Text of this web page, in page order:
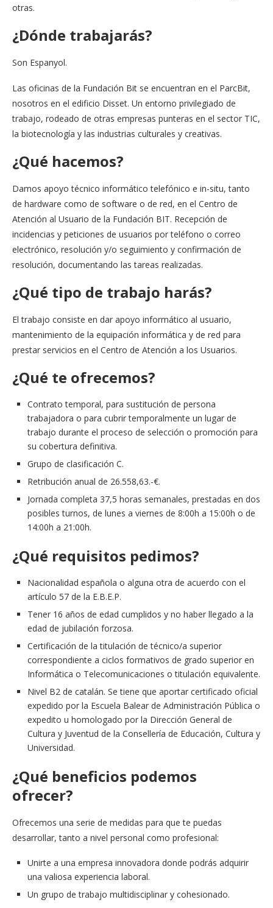
otras.
¿Dónde trabajarás?
Son Espanyol.
Las oficinas de la Fundación Bit se encuentran en el ParcBit,
nosotros en el edificio Disset. Un entorno privilegiado de
trabajo, rodeado de otras empresas punteras en el sector TIC,
la biotecnología y las industrias culturales y creativas.
¿Qué hacemos?
Damos apoyo técnico informático telefónico e in-situ, tanto
de hardware como de software o de red, en el Centro de
Atención al Usuario de la Fundación BIT. Recepción de
incidencias y peticiones de usuarios por teléfono o correo
electrónico, resolución y/o seguimiento y confirmación de
resolución, documentando las tareas realizadas.
¿Qué tipo de trabajo harás?
El trabajo consiste en dar apoyo informático al usuario,
mantenimiento de la equipación informática y de red para
prestar servicios en el Centro de Atención a los Usuarios.
¿Qué te ofrecemos?
Contrato temporal, para sustitución de persona
trabajadora o para cubrir temporalmente un lugar de
trabajo durante el proceso de selección o promoción para
su cobertura definitiva.
Grupo de clasificación C.
Retribución anual de 26.558,63.-€.
Jornada completa 37,5 horas semanales, prestadas en dos
posibles turnos, de lunes a viernes de 8:00h a 15:00h o de
14:00h a 21:00h.
¿Qué requisitos pedimos?
Nacionalidad española o alguna otra de acuerdo con el
artículo 57 de la E.B.E.P.
Tener 16 años de edad cumplidos y no haber llegado a la
edad de jubilación forzosa.
Certificación de la titulación de técnico/a superior
correspondiente a ciclos formativos de grado superior en
Informática o Telecomunicaciones o titulación equivalente.
Nivel B2 de catalán. Se tiene que aportar certificado oficial
expedido por la Escuela Balear de Administración Pública o
expedito u homologado por la Dirección General de
Cultura y Juventud de la Consellería de Educación, Cultura y
Universidad.
¿Qué beneficios podemos
ofrecer?
Ofrecemos una serie de medidas para que te puedas
desarrollar, tanto a nivel personal como profesional:
Unirte a una empresa innovadora donde podrás adquirir
una valiosa experiencia laboral.
Un grupo de trabajo multidisciplinar y cohesionado.